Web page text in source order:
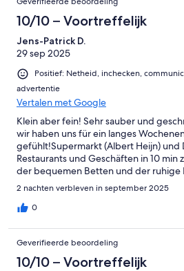
10/10 – Voortreffelijk
Jens-Patrick D.
29 sep 2025
Positief: Netheid, inchecken,
advertentie
Vertalen met Google
Klein aber fein! Sehr sauber und
wir haben uns für ein langes
gefühlt!Supermarkt (Albert Heijn) und
Restaurants und Geschäften in 10 min
der bequemen Betten und der ruhige
geschlafen.
2 nachten verbleven in september 2025
0
Geverifieerde beoordeling
10/10 – Voortreffelijk